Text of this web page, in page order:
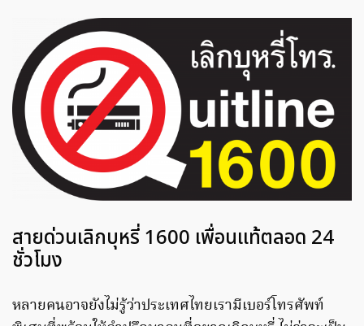
สายด่วนเลิกบุหรี่ 1600 เพื่อนแท้ตลอด 24
ชั่วโมง
หลายคนอาจยังไม่รู้ว่าประเทศไทยเรามีเบอร์โทรศัพท์